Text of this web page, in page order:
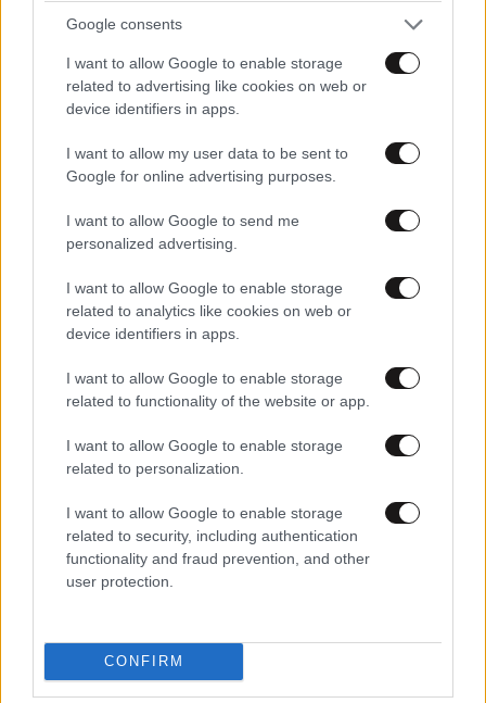
Google consents
I want to allow Google to enable storage
related to advertising like cookies on web or
device identifiers in apps.
I want to allow my user data to be sent to
Google for online advertising purposes.
I want to allow Google to send me
personalized advertising.
I want to allow Google to enable storage
related to analytics like cookies on web or
device identifiers in apps.
I want to allow Google to enable storage
related to functionality of the website or app.
I want to allow Google to enable storage
related to personalization.
I want to allow Google to enable storage
related to security, including authentication
functionality and fraud prevention, and other
user protection.
CONFIRM
ΠΡΟΣΘΕΣΤΕ ΤΟ ΣΧΟΛΙΟ ΣΑΣ
Διαβάστε και ακολουθήστε τους κανόνες σχολιασμού
ΠΡΟΣΘΗΚΗ